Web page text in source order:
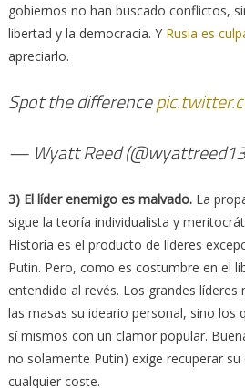
gobiernos no han buscado conflictos,
libertad y la democracia. Y Rusia es
apreciarlo.
Spot the difference
— Wyatt Reed
3) El líder enemigo es malvado. La
sigue la teoría individualista y
Historia es el producto de líderes
Putin. Pero, como es costumbre en el
entendido al revés. Los grandes líderes
las masas su ideario personal, sino los
sí mismos con un clamor popular.
no solamente Putin) exige recuperar su
cualquier coste.